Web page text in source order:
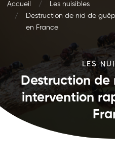
Accueil
Les nuisibles
Destruction de nid de
en France
LES
Destruction de
intervention